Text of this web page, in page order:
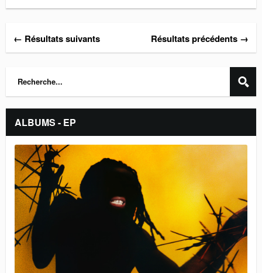
← Résultats suivants Résultats précédents →
ALBUMS - EP